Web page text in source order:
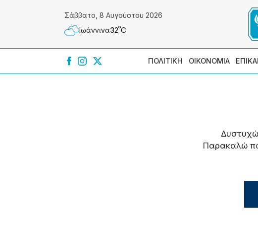
Σάββατο, 8 Αυγούστου 2026
Ιωάννɩνα32ºC
ΠΟΛΙΤΙΚΗ ΟΙΚΟΝΟΜΙΑ
Παρακαλώ